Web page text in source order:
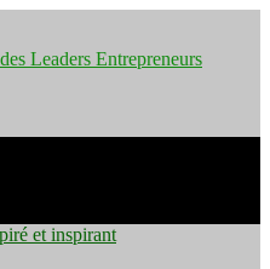
Pourquoi
et inspirant